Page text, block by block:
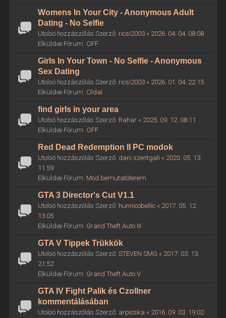
Womens In Your City - Anonymous Adult
Dating - No Selfie
Utolsó hozzászólás Szerző: ricsi2003« 2026. 04. 04. 08:08
Elküldve Fórum: OFF
Girls In Your Town - No Selfie - Anonymous
Sex Dating
Utolsó hozzászólás Szerző: ricsi2003« 2026. 01. 04. 22:15
Elküldve Fórum: Oldal
find girls in your area
Utolsó hozzászólás Szerző: Rahar« 2025. 09. 12. 08:11
Elküldve Fórum: OFF
Red Dead Redemption II PC modok
Utolsó hozzászólás Szerző: dani.szentgali « 2020. 05. 13.
11:59
Elküldve Fórum: Mod bemutatóterem
GTA 3 Director's Cut V1.1
Utolsó hozzászólás Szerző: hunnicobellic« 2017. 05. 12.
13:05
Elküldve Fórum: Grand Theft Auto III
GTA V Tippek Trükkök
Utolsó hozzászólás Szerző: STEVEN SMG « 2017. 03. 13.
21:52
Elküldve Fórum: Grand Theft Auto V
GTA IV Fight Palik és Czollner
kommentálásában
Utolsó hozzászólás Szerző: arpicska « 2016. 09. 03. 19:02